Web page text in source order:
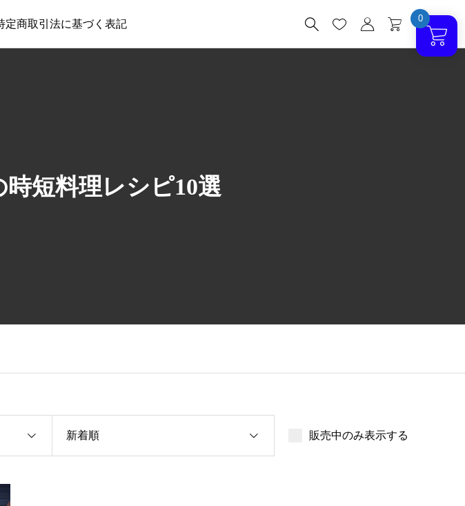
定商取引法に基づく表記    
短料理レシピ10選
新着順 販売中のみ表示する
0